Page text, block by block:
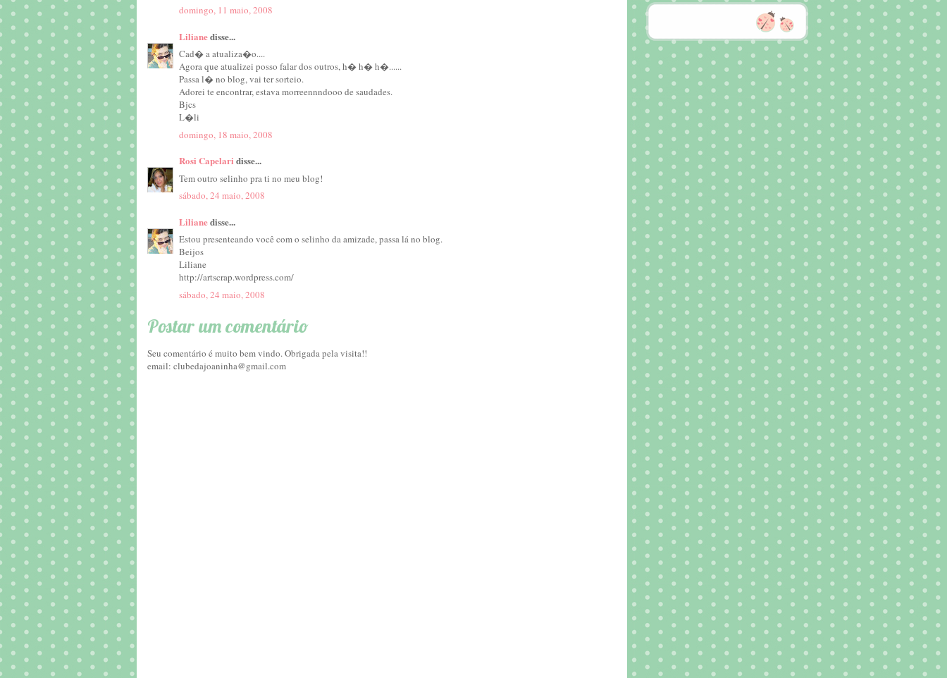
domingo, 11 maio, 2008
Lilianedisse...
Cad� a atualiza�o....
Agora que atualizei posso falar dos outros, h� h� h�......
Passa l� no blog, vai ter sorteio.
Adorei te encontrar, estava morreennndooo de saudades.
Bjcs
L�li
domingo, 18 maio, 2008
Rosi Capelari disse...
Tem outro selinho pra ti no meu blog!
sábado, 24 maio, 2008
Lilianedisse...
Estou presenteando você com o selinho da amizade, passa lá no blog.
Beijos
Liliane
http://artscrap.wordpress.com/
sábado, 24 maio, 2008
Postar um comentário
Seu comentário é muito bem vindo. Obrigada pela visita!!
email: clubedajoaninha@gmail.com